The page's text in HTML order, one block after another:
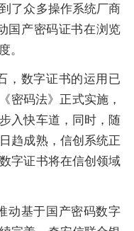
了众多操作系统厂商
国产密码证书在浏览
。
数字证书的运用已
密码法》正式实施，
入快车道，同时，随
趋成熟，信创系统正
字证书将在信创领域
基于国产密码数字